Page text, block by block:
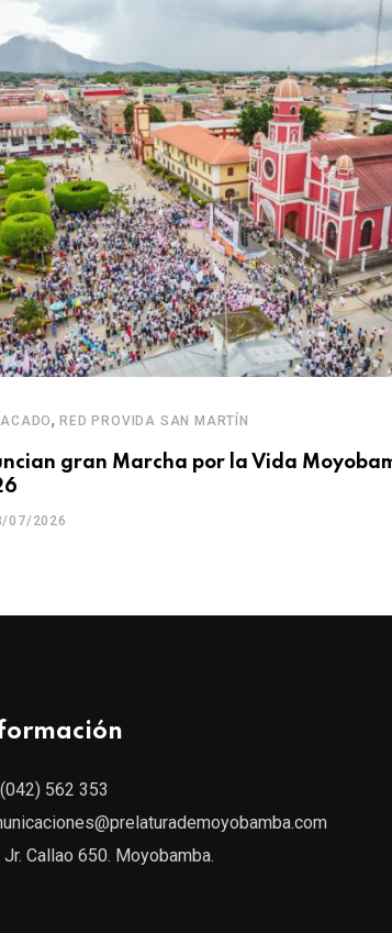
,RED PROVIDA SAN MARTÍN
gran Marcha por la Vida
07/2026
(042) 562 353
Jr. Callao 650. Moyobamba.